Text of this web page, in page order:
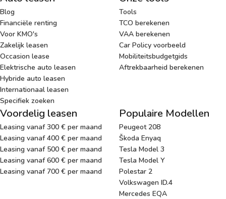
Blog
Financiële renting
Voor KMO's
Zakelijk leasen
Occasion lease
Elektrische auto leasen
Hybride auto leasen
Internationaal leasen
Specifiek zoeken
Tools
TCO berekenen
VAA berekenen
Car Policy voorbeeld
Mobiliteitsbudgetgids
Aftrekbaarheid berekenen
Voordelig leasen
Leasing vanaf 300 € per maand
Leasing vanaf 400 € per maand
Leasing vanaf 500 € per maand
Leasing vanaf 600 € per maand
Leasing vanaf 700 € per maand
Populaire Modellen
Peugeot 208
Škoda Enyaq
Tesla Model 3
Tesla Model Y
Polestar 2
Volkswagen ID.4
Mercedes EQA